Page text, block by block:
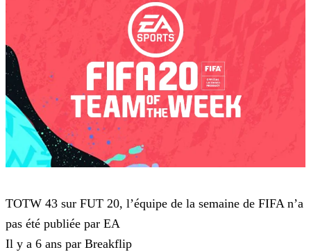
TOTW 43 sur FUT 20, l’équipe de la semaine de FIFA n’a
pas été publiée par EA
Il y a 6 ans par Breakflip